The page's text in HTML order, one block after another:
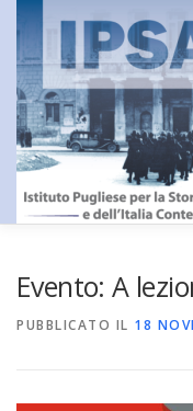
Passa
Evento: A
PUBBLICATO IL 18